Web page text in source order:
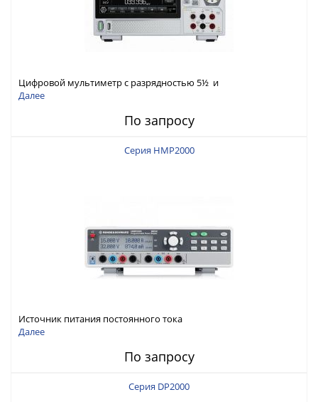
Цифровой мультиметр с разрядностью 5½ и
интерфейсами USB-device, USB-host, LAN и Web control
Далее
По запросу
Серия HMP2000
Источник питания постоянного тока
Далее
По запросу
Серия DP2000